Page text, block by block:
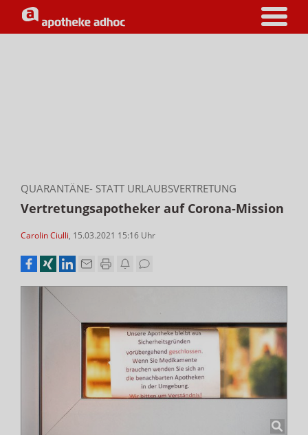
QUARANTÄNE- STATT URLAUBSVERTRETUNG
Vertretungsapotheker auf Corona-Mission
Carolin Ciulli, 15.03.2021 15:16 Uhr